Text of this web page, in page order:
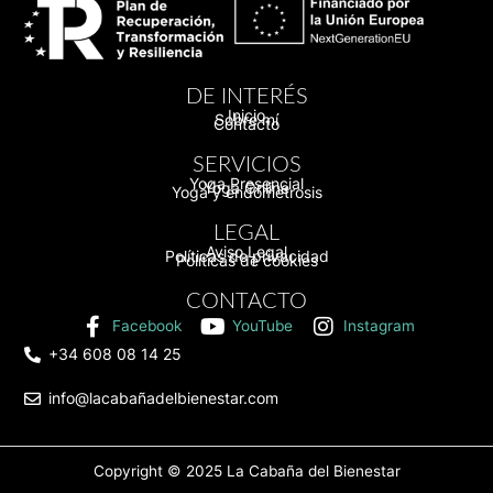
DE INTERÉS
Inicio
Sobre mí
Contacto
SERVICIOS
Yoga Presencial
Yoga Online
Yoga y endometrosis
LEGAL
Aviso Legal
Políticas de privacidad
Políticas de cookies
CONTACTO
Facebook YouTube Instagram
+34 608 08 14 25
info@lacabañadelbienestar.com
Copyright © 2025 La Cabaña del Bienestar